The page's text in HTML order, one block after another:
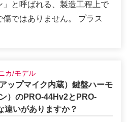
」と呼ばれる、製造工程上で
ではありません。 プラス
カ/モデル
ップマイク内蔵）鍵盤ハーモ
）のPRO-44Hv2とPRO-
違いがありますか？